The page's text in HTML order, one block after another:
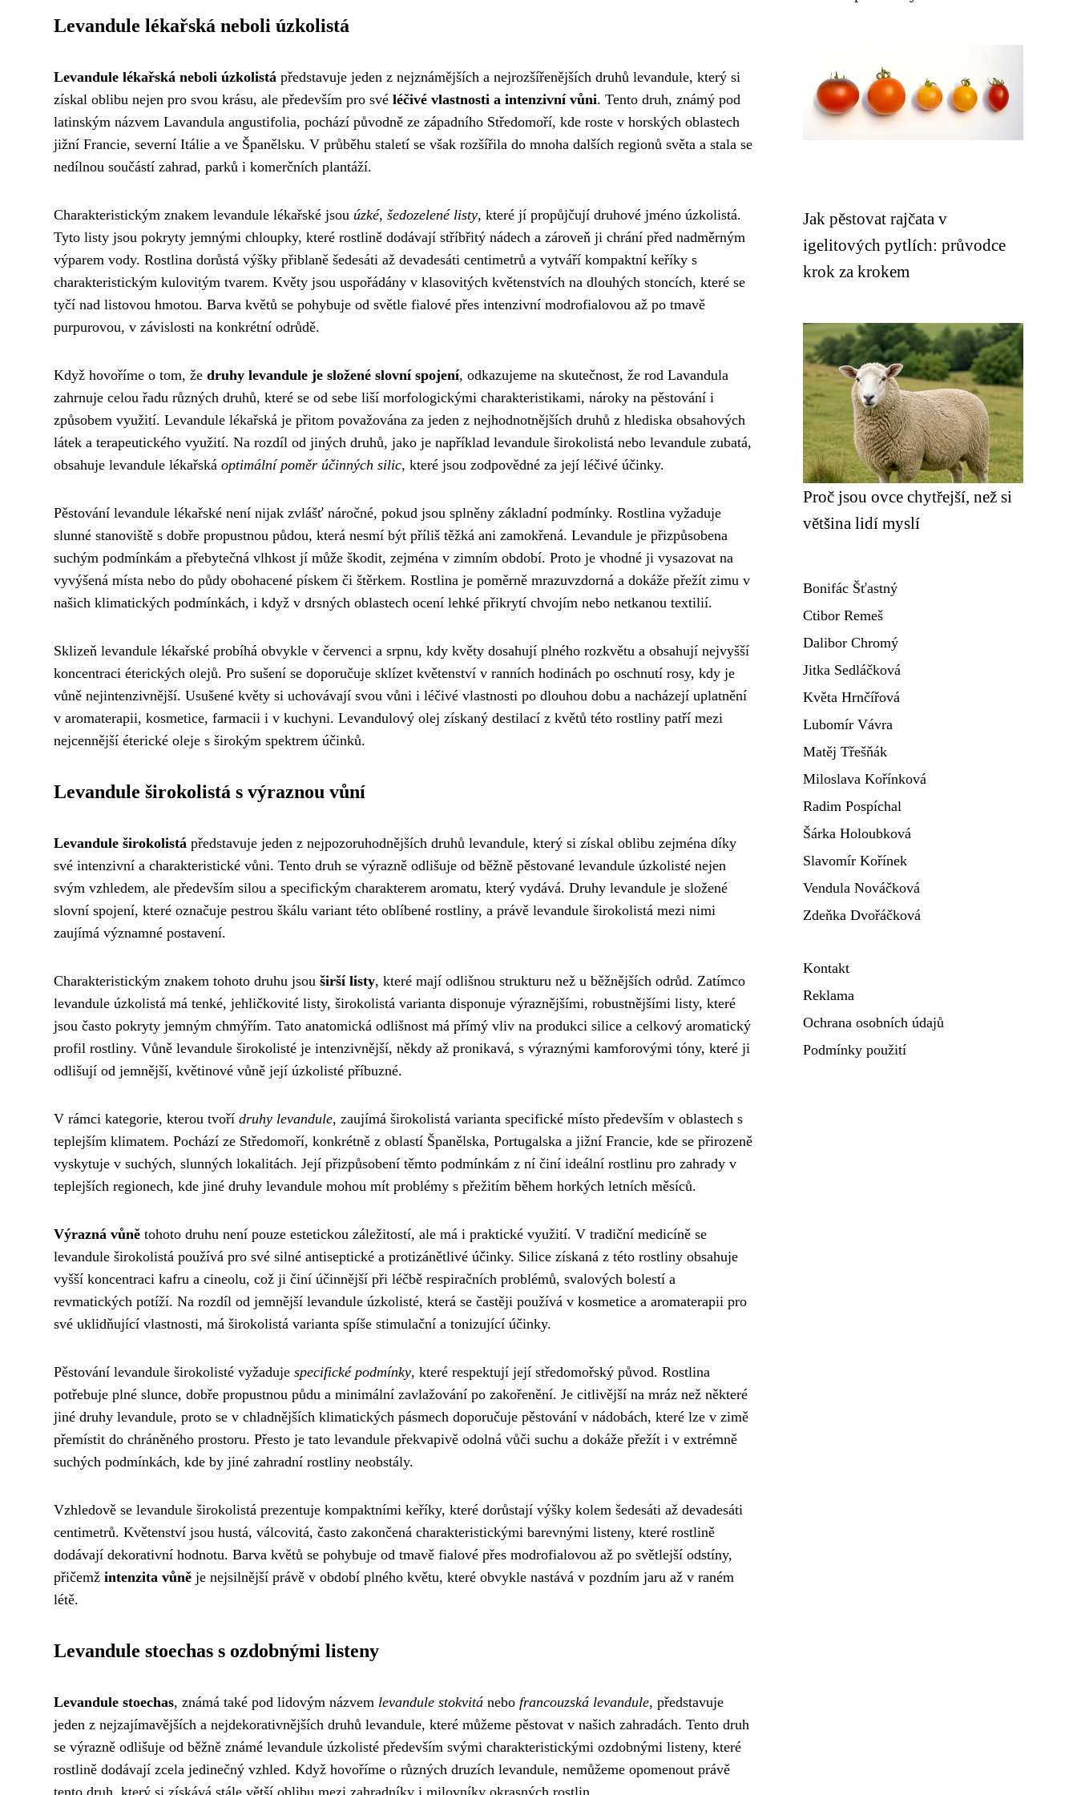
Levandule lékařská neboli úzkolistá
Levandule lékařská neboli úzkolistá představuje jeden z nejznámějších a nejrozšířenějších druhů levandule, který si
získal oblibu nejen pro svou krásu, ale především pro své léčivé vlastnosti a intenzivní vůni. Tento druh, známý pod
latinským názvem Lavandula angustifolia, pochází původně ze západního Středomoří, kde roste v horských oblastech
jižní Francie, severní Itálie a ve Španělsku. V průběhu staletí se však rozšířila do mnoha dalších regionů světa a stala se
nedílnou součástí zahrad, parků i komerčních plantáží.
Charakteristickým znakem levandule lékařské jsou úzké, šedozelené listy, které jí propůjčují druhové jméno úzkolistá.
Tyto listy jsou pokryty jemnými chloupky, které rostlině dodávají stříbřitý nádech a zároveň ji chrání před nadměrným
výparem vody. Rostlina dorůstá výšky přiblaně šedesáti až devadesáti centimetrů a vytváří kompaktní keříky s
charakteristickým kulovitým tvarem. Květy jsou uspořádány v klasovitých květenstvích na dlouhých stoncích, které se
tyčí nad listovou hmotou. Barva květů se pohybuje od světle fialové přes intenzivní modrofialovou až po tmavě
purpurovou, v závislosti na konkrétní odrůdě.
Když hovoříme o tom, že druhy levandule je složené slovní spojení, odkazujeme na skutečnost, že rod Lavandula
zahrnuje celou řadu různých druhů, které se od sebe liší morfologickými charakteristikami, nároky na pěstování i
způsobem využití. Levandule lékařská je přitom považována za jeden z nejhodnotnějších druhů z hlediska obsahových
látek a terapeutického využití. Na rozdíl od jiných druhů, jako je například levandule širokolistá nebo levandule zubatá,
obsahuje levandule lékařská optimální poměr účinných silic, které jsou zodpovědné za její léčivé účinky.
Pěstování levandule lékařské není nijak zvlášť náročné, pokud jsou splněny základní podmínky. Rostlina vyžaduje
slunné stanoviště s dobře propustnou půdou, která nesmí být příliš těžká ani zamokřená. Levandule je přizpůsobena
suchým podmínkám a přebytečná vlhkost jí může škodit, zejména v zimním období. Proto je vhodné ji vysazovat na
vyvýšená místa nebo do půdy obohacené pískem či štěrkem. Rostlina je poměrně mrazuvzdorná a dokáže přežít zimu v
našich klimatických podmínkách, i když v drsných oblastech ocení lehké přikrytí chvojím nebo netkanou textilií.
Sklizeň levandule lékařské probíhá obvykle v červenci a srpnu, kdy květy dosahují plného rozkvětu a obsahují nejvyšší
koncentraci éterických olejů. Pro sušení se doporučuje sklízet květenství v ranních hodinách po oschnutí rosy, kdy je
vůně nejintenzivnější. Usušené květy si uchovávají svou vůni i léčivé vlastnosti po dlouhou dobu a nacházejí uplatnění
v aromaterapii, kosmetice, farmacii i v kuchyni. Levandulový olej získaný destilací z květů této rostliny patří mezi
nejcennější éterické oleje s širokým spektrem účinků.
Levandule širokolistá s výraznou vůní
Levandule širokolistá představuje jeden z nejpozoruhodnějších druhů levandule, který si získal oblibu zejména díky
své intenzivní a charakteristické vůni. Tento druh se výrazně odlišuje od běžně pěstované levandule úzkolisté nejen
svým vzhledem, ale především silou a specifickým charakterem aromatu, který vydává. Druhy levandule je složené
slovní spojení, které označuje pestrou škálu variant této oblíbené rostliny, a právě levandule širokolistá mezi nimi
zaujímá významné postavení.
Charakteristickým znakem tohoto druhu jsou širší listy, které mají odlišnou strukturu než u běžnějších odrůd. Zatímco
levandule úzkolistá má tenké, jehličkovité listy, širokolistá varianta disponuje výraznějšími, robustnějšími listy, které
jsou často pokryty jemným chmýřím. Tato anatomická odlišnost má přímý vliv na produkci silice a celkový aromatický
profil rostliny. Vůně levandule širokolisté je intenzivnější, někdy až pronikavá, s výraznými kamforovými tóny, které ji
odlišují od jemnější, květinové vůně její úzkolisté příbuzné.
V rámci kategorie, kterou tvoří druhy levandule, zaujímá širokolistá varianta specifické místo především v oblastech s
teplejším klimatem. Pochází ze Středomoří, konkrétně z oblastí Španělska, Portugalska a jižní Francie, kde se přirozeně
vyskytuje v suchých, slunných lokalitách. Její přizpůsobení těmto podmínkám z ní činí ideální rostlinu pro zahrady v
teplejších regionech, kde jiné druhy levandule mohou mít problémy s přežitím během horkých letních měsíců.
Výrazná vůně tohoto druhu není pouze estetickou záležitostí, ale má i praktické využití. V tradiční medicíně se
levandule širokolistá používá pro své silné antiseptické a protizánětlivé účinky. Silice získaná z této rostliny obsahuje
vyšší koncentraci kafru a cineolu, což ji činí účinnější při léčbě respiračních problémů, svalových bolestí a
revmatických potíží. Na rozdíl od jemnější levandule úzkolisté, která se častěji používá v kosmetice a aromaterapii pro
své uklidňující vlastnosti, má širokolistá varianta spíše stimulační a tonizující účinky.
Pěstování levandule širokolisté vyžaduje specifické podmínky, které respektují její středomořský původ. Rostlina
potřebuje plné slunce, dobře propustnou půdu a minimální zavlažování po zakořenění. Je citlivější na mráz než některé
jiné druhy levandule, proto se v chladnějších klimatických pásmech doporučuje pěstování v nádobách, které lze v zimě
přemístit do chráněného prostoru. Přesto je tato levandule překvapivě odolná vůči suchu a dokáže přežít i v extrémně
suchých podmínkách, kde by jiné zahradní rostliny neobstály.
Vzhledově se levandule širokolistá prezentuje kompaktními keříky, které dorůstají výšky kolem šedesáti až devadesáti
centimetrů. Květenství jsou hustá, válcovitá, často zakončená charakteristickými barevnými listeny, které rostlině
dodávají dekorativní hodnotu. Barva květů se pohybuje od tmavě fialové přes modrofialovou až po světlejší odstíny,
přičemž intenzita vůně je nejsilnější právě v období plného květu, které obvykle nastává v pozdním jaru až v raném
létě.
Levandule stoechas s ozdobnými listeny
Levandule stoechas, známá také pod lidovým názvem levandule stokvitá nebo francouzská levandule, představuje
jeden z nejzajímavějších a nejdekorativnějších druhů levandule, které můžeme pěstovat v našich zahradách. Tento druh
se výrazně odlišuje od běžně známé levandule úzkolisté především svými charakteristickými ozdobnými listeny, které
rostlině dodávají zcela jedinečný vzhled. Když hovoříme o různých druzích levandule, nemůžeme opomenout právě
tento druh, který si získává stále větší oblibu mezi zahradníky i milovníky okrasných rostlin.
Jak pěstovat rajčata v
igelitových pytlích: průvodce
krok za krokem
Proč jsou ovce chytřejší, než si
většina lidí myslí
Bonifác Šťastný
Ctibor Remeš
Dalibor Chromý
Jitka Sedláčková
Květa Hrnčířová
Lubomír Vávra
Matěj Třešňák
Miloslava Kořínková
Radim Pospíchal
Šárka Holoubková
Slavomír Kořínek
Vendula Nováčková
Zdeňka Dvořáčková
Kontakt
Reklama
Ochrana osobních údajů
Podmínky použití